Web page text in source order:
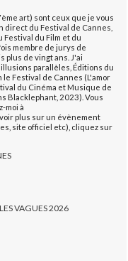
art) sont ceux que je vous
direct du Festival de Cannes,
Festival du Film et du
membre de jurys de
plus de vingt ans. J'ai
parallèles, Éditions du
Festival de Cannes (L'amor
du Cinéma et Musique de
Blacklephant, 2023). Vous
moi à
plus sur un évènement
site officiel etc), cliquez sur
VAGUES 2026